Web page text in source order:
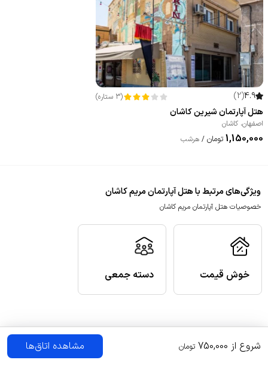
4.9
(
2
)
(
3 ستاره)
هتل آپارتمان شیرین کاشان
اصفهان، کاشان
1,150,000 تومان / هرشب
ویژگی‌های مرتبط با هتل آپارتمان مریم کاشان
خصوصیات هتل آپارتمان مریم کاشان
خوش قیمت دسته جمعی
شروع از 750,000 تومان مشاهده اتاق‌ها